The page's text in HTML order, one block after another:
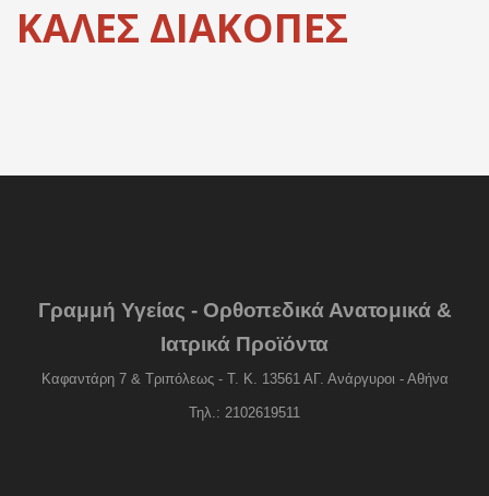
ΚΑΛΕΣ ΔΙΑΚΟΠΕΣ
Γραμμή Υγείας - Ορθοπεδικά Ανατομικά &
Ιατρικά Προϊόντα
Καφαντάρη 7 & Τριπόλεως - Τ. Κ. 13561 ΑΓ. Ανάργυροι - Αθήνα
Τηλ.: 2102619511